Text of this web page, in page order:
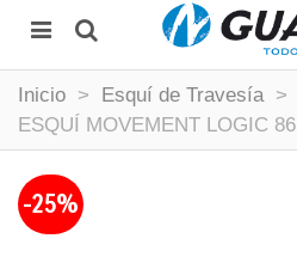
Inicio > Esquí de Travesía >
ESQUÍ MOVEMENT LOGIC 86
-25%